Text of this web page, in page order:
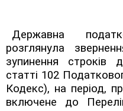
Державна
розглянула
зупинення строків
статті 102
Кодекс), на період,
включене до